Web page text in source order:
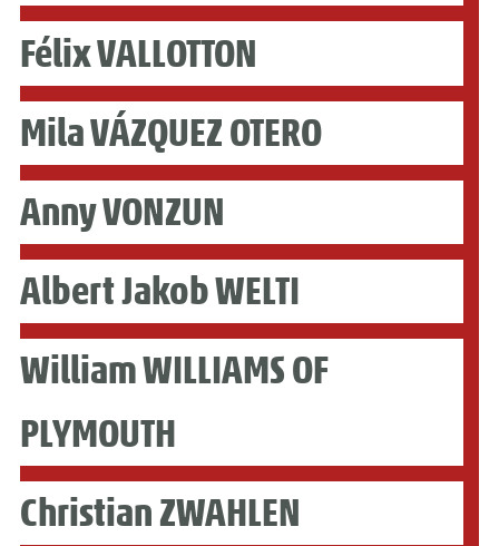
Félix VALLOTTON
Mila VÁZQUEZ OTERO
Anny VONZUN
Albert Jakob WELTI
William WILLIAMS OF
PLYMOUTH
Christian ZWAHLEN